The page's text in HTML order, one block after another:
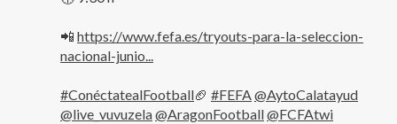
📲 https://www.fefa.es/tryouts-para-la-seleccion-
nacional-junio...
#ConéctatealFootball🏈 #FEFA@AytoCalatayud
@live_vuvuzela@AragonFootball@FCFAtwi